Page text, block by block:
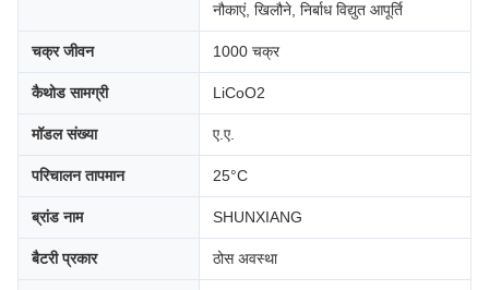
नौकाएं, खिलौने, निर्बाध विद्युत आपूर्ति
चक्र जीवन 1000 चक्र
कैथोड सामग्री LiCoO2
मॉडल संख्या ए.ए.
परिचालन तापमान 25°C
ब्रांड नाम SHUNXIANG
बैटरी प्रकार ठोस अवस्था